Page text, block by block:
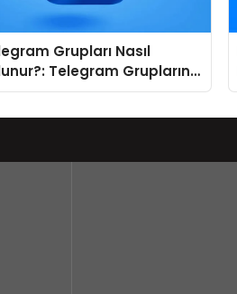
Grupları Nasıl
Telegram Gruplarını
Göre Keşfedin